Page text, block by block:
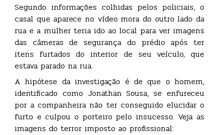
Segundo informações colhidas pelos policiais, o
casal que aparece no vídeo mora do outro lado da
rua e a mulher teria ido ao local para ver imagens
das câmeras de segurança do prédio após ter
itens furtados do interior de seu veículo, que
estava parado na rua.
A hipótese da investigação é de que o homem,
identificado como Jonathan Sousa, se enfureceu
por a companheira não ter conseguido elucidar o
furto e culpou o porteiro pelo insucesso. Veja as
imagens do terror imposto ao profissional: